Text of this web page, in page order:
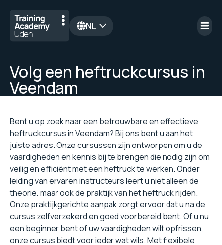
NL
Volg een heftruckcursus in
Veendam
Bent u op zoek naar een betrouwbare en effectieve
heftruckcursus in Veendam? Bij ons bent u aan het
juiste adres. Onze cursussen zijn ontworpen om u de
vaardigheden en kennis bij te brengen die nodig zijn om
veilig en efficiënt met een heftruck te werken. Onder
leiding van ervaren instructeurs leert u niet alleen de
theorie, maar ook de praktijk van het heftruck rijden.
Onze praktijkgerichte aanpak zorgt ervoor dat u na de
cursus zelfverzekerd en goed voorbereid bent. Of u nu
een beginner bent of uw vaardigheden wilt opfrissen,
onze cursus biedt voor ieder wat wils. Met flexibele